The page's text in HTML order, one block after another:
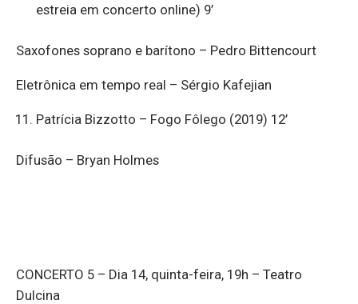
estreia em concerto online) 9’
Saxofones soprano e barítono – Pedro Bittencourt
Eletrônica em tempo real – Sérgio Kafejian
Patrícia Bizzotto – Fogo Fôlego (2019) 12’
Difusão – Bryan Holmes
CONCERTO 5 – Dia 14, quinta-feira, 19h – Teatro
Dulcina